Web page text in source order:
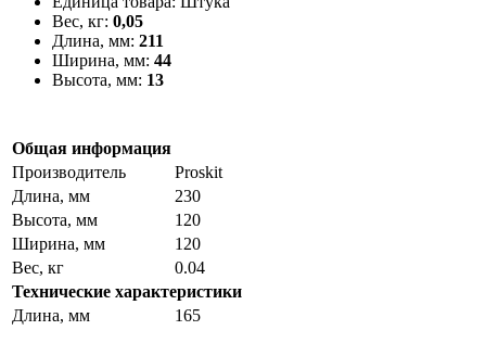
Вес, кг: 0,05
Длина, мм: 211
Ширина, мм: 44
Высота, мм: 13
Общая информация
Производитель
Proskit
Длина, мм
230
Высота, мм
120
Ширина, мм
120
Вес, кг
0.04
Технические характеристики
Длина, мм
165